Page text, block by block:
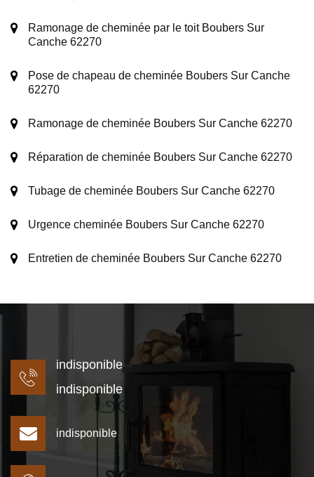
Ramonage de cheminée par le toit Boubers Sur
Canche 62270
Pose de chapeau de cheminée Boubers Sur Canche
62270
Ramonage de cheminée Boubers Sur Canche 62270
Réparation de cheminée Boubers Sur Canche 62270
Tubage de cheminée Boubers Sur Canche 62270
Urgence cheminée Boubers Sur Canche 62270
Entretien de cheminée Boubers Sur Canche 62270
indisponible
indisponible
indisponible